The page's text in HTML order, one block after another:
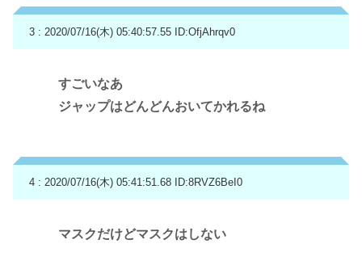
3 : 2020/07/16(木) 05:40:57.55 ID:OfjAhrqv0
すごいなあ
ジャップはどんどんおいてかれるね
4 : 2020/07/16(木) 05:41:51.68 ID:8RVZ6BeI0
マスクだけどマスクはしない